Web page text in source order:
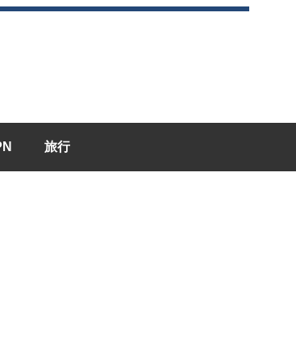
旅行